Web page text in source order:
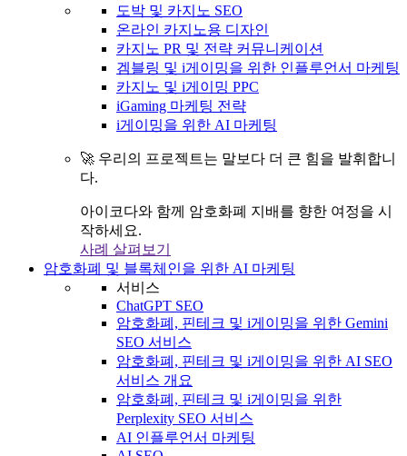
도박 및 카지노 SEO
온라인 카지노용 디자인
카지노 PR 및 전략 커뮤니케이션
겜블링 및 i게이밍을 위한 인플루언서 마케팅
카지노 및 i게이밍 PPC
iGaming 마케팅 전략
i게이밍을 위한 AI 마케팅
🚀 우리의 프로젝트는 말보다 더 큰 힘을 발휘합니
다.
아이코다와 함께 암호화폐 지배를 향한 여정을 시
작하세요.
사례 살펴보기
암호화폐 및 블록체인을 위한 AI 마케팅
서비스
ChatGPT SEO
암호화폐, 핀테크 및 i게이밍을 위한 Gemini
SEO 서비스
암호화폐, 핀테크 및 i게이밍을 위한 AI SEO
서비스 개요
암호화폐, 핀테크 및 i게이밍을 위한
Perplexity SEO 서비스
AI 인플루언서 마케팅